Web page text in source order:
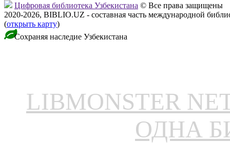
Цифровая библиотека Узбекистана © Все права защищены
2020-2026, BIBLIO.UZ - составная часть международной
(открыть карту)
Сохраняя наследие Узбекистана
LIBMONSTER
ОДНА